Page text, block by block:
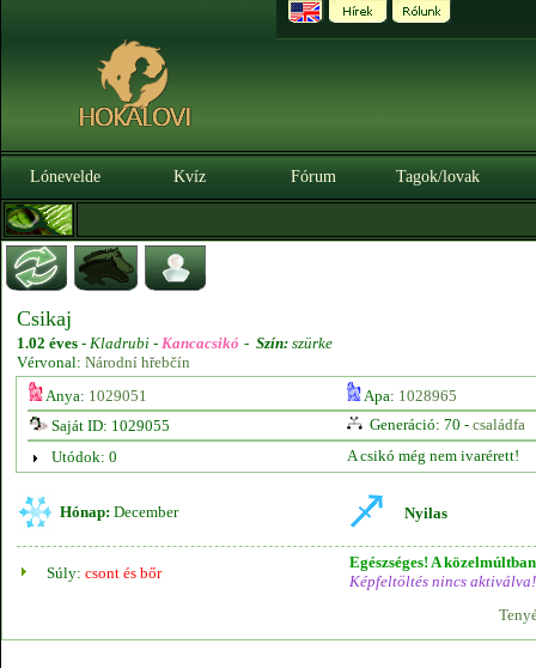
Lónevelde Kvíz Fórum Tagok/lovak
Csikaj
1.02 éves - Kladrubi - Kancacsikó - Szín: szürke
Vérvonal: Národní hřebčín
Anya: 1029051 Apa: 1028965
Saját ID: 1029055
Generáció: 70 - családfa
Utódok: 0
A csikó még nem ivarérett!
Hónap: December Nyilas
Súly: csont és bőr
Egészséges! A
Képfeltöltés nincs aktiválva!